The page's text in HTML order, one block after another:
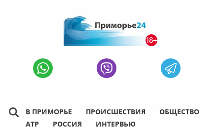
В ПРИМОРЬЕ ПРОИСШЕСТВИЯ
ОБЩЕСТВО
АТР
РОССИЯ ИНТЕРВЬЮ